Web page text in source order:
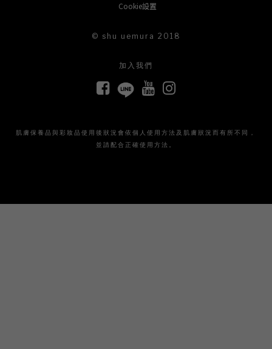
Cookie設置
© shu uemura 2018
加入我們
肌膚保養品與彩妝品使用後狀況會依個人使用方法及肌膚狀況而有所不同，
並請配合正確使用方法。